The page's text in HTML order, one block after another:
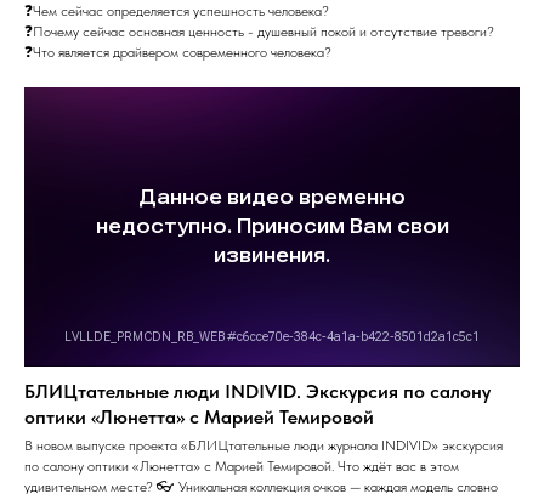
❓Чем сейчас определяется успешность человека?
❓Почему сейчас основная ценность - душевный покой и отсутствие тревоги?
❓Что является драйвером современного человека?
БЛИЦтательные люди INDIVID. Экскурсия по салону
оптики «Люнетта» с Марией Темировой
В новом выпуске проекта «БЛИЦтательные люди журнала INDIVID» экскурсия
по салону оптики «Люнетта» с Марией Темировой. Что ждёт вас в этом
удивительном месте? 👓 Уникальная коллекция очков — каждая модель словно